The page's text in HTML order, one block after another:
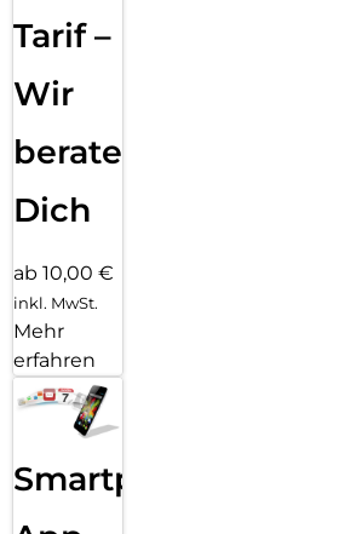
Tarif –
Wir
beraten
Dich
ab 10,00 €
inkl. MwSt.
Mehr
erfahren
Smartphone